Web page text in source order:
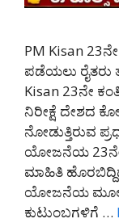
PM Kisan
ಪಡೆಯಲು ರೈತರು
Kisan 23ನೇ
ನಿರೀಕ್ಷೆ ದೇಶದ
ನೋಡುತ್ತಿರುವ
ಯೋಜನೆಯ 23ನೇ
ಮಾಹಿತಿ
ಯೋಜನೆಯ ಮೂಲಕ
ಕುಟುಂಬಗಳಿಗೆ …